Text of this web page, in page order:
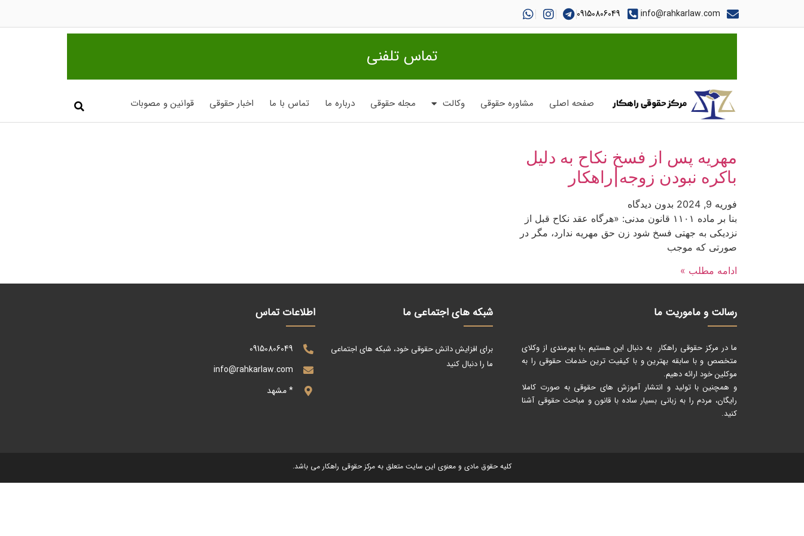
info@rahkarlaw.com
09150806049
تماس تلفنی
صفحه اصلی مشاوره حقوقی وکالت مجله حقوقی درباره ما تماس با ما اخبار حقوقی قوانین و مصوبات
مهریه پس از فسخ نکاح به دلیل
باکره نبودن زوجه|راهکار
فوریه 9, 2024
بدون دیدگاه
بنا بر ماده ۱۱۰۱ قانون مدنی: «هرگاه عقد نکاح قبل از
نزدیکی به جهتی فسخ شود زن حق مهریه ندارد، مگر در
صورتی که موجب
ادامه مطلب »
رسالت و ماموریت ما
ما در مرکز حقوقی راهکار به دنبال این هستیم ،با بهرمندی از وکلای
متخصص و با سابقه بهترین و با کیفیت ترین خدمات حقوقی را به
موکلین خود ارائه دهیم.
و همچنین با تولید و انتشار آموزش های حقوقی به صورت کاملا
رایگان، مردم را به زبانی بسیار ساده با قانون و مباحث حقوقی آشنا
کنید.
شبکه های اجتماعی ما
برای افزایش دانش حقوقی خود، شبکه های اجتماعی
ما را دنبال کنید
اطلاعات تماس
09150806049
info@rahkarlaw.com
* مشهد
کلیه حقوق مادی و معنوی این سایت متعلق به مرکز حقوقی راهکار می باشد.